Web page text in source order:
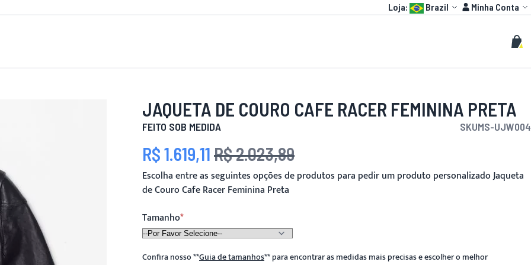
Language:
Loja: Brazil ContaMinha Conta
Buscar
JAQUETA DE COURO CAFE RACER FEMININA PRETA
FEITO SOB MEDIDA SKUMS-UJW004
Preço Especial
R$ 1.619,11 Preço
R$ 2.023,89
Escolha entre as seguintes opções de produtos para pedir um produto personalizado Jaqueta
de Couro Cafe Racer Feminina Preta
Tamanho
Confira nosso**Guia de tamanhos**para encontrar as medidas mais precisas e escolher o melhor